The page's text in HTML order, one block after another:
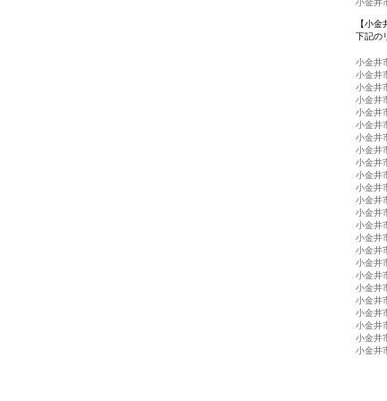
小金井
【小
下記の
小金井
小金井
小金井
小金井
小金井
小金井
小金井
小金井
小金井
小金井
小金井
小金井
小金井
小金井
小金井
小金井
小金井
小金井
小金井
小金井
小金井
小金井
小金井
小金井